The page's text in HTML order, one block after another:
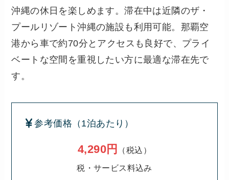
沖縄の休日を楽しめます。滞在中は近隣のザ・
プールリゾート沖縄の施設も利用可能。那覇空
港から車で約70分とアクセスも良好で、プライ
ベートな空間を重視したい方に最適な滞在先で
す。
参考価格（1泊あたり）
4,290円
（税込）
税・サービス料込み